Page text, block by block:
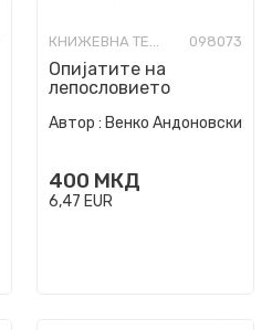
КНИЖЕВНА ТЕОРИЈА И КРИТИКА 098073
Опијатите на
лепословието
Автор : Венко Андоновски
400 МКД
6,47 EUR